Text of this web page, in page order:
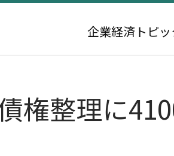
企業経済 トピ
権整理に